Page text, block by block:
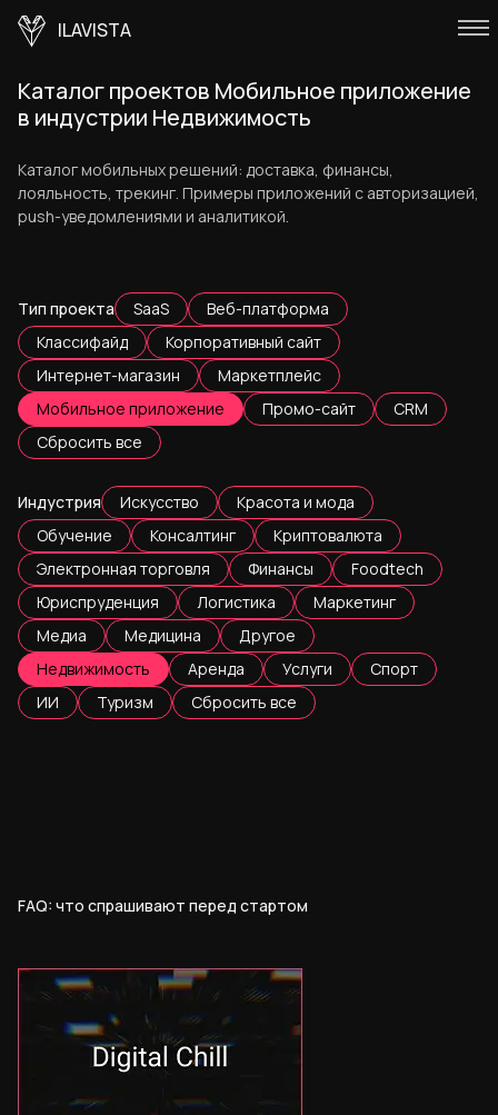
ILAVISTA
Каталог проектов Мобильное приложение
в индустрии Недвижимость
Каталог мобильных решений: доставка, финансы,
лояльность, трекинг. Примеры приложений с авторизацией,
push-уведомлениями и аналитикой.
Тип проекта SaaS
Веб-платформа
Классифайд
Корпоративный сайт
Интернет-магазин
Маркетплейс
Мобильное приложение
Промо-сайт
CRM
Сбросить все
Индустрия Искусство
Красота и мода
Обучение
Консалтинг
Криптовалюта
Электронная торговля
Финансы
Foodtech
Юриспруденция
Логистика
Маркетинг
Медиа
Медицина
Другое
Недвижимость
Аренда Услуги
Спорт
ИИ
Туризм Сбросить все
FAQ: что спрашивают перед стартом